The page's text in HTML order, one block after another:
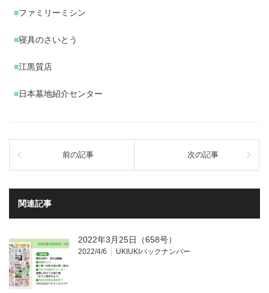
■ファミリーミシン
■寝具のさいとう
■江黒質店
■日本墓地紹介センター
前の記事 次の記事
関連記事
2022年3月25日（658号）
2022/4/6 UKIUKIバックナンバー